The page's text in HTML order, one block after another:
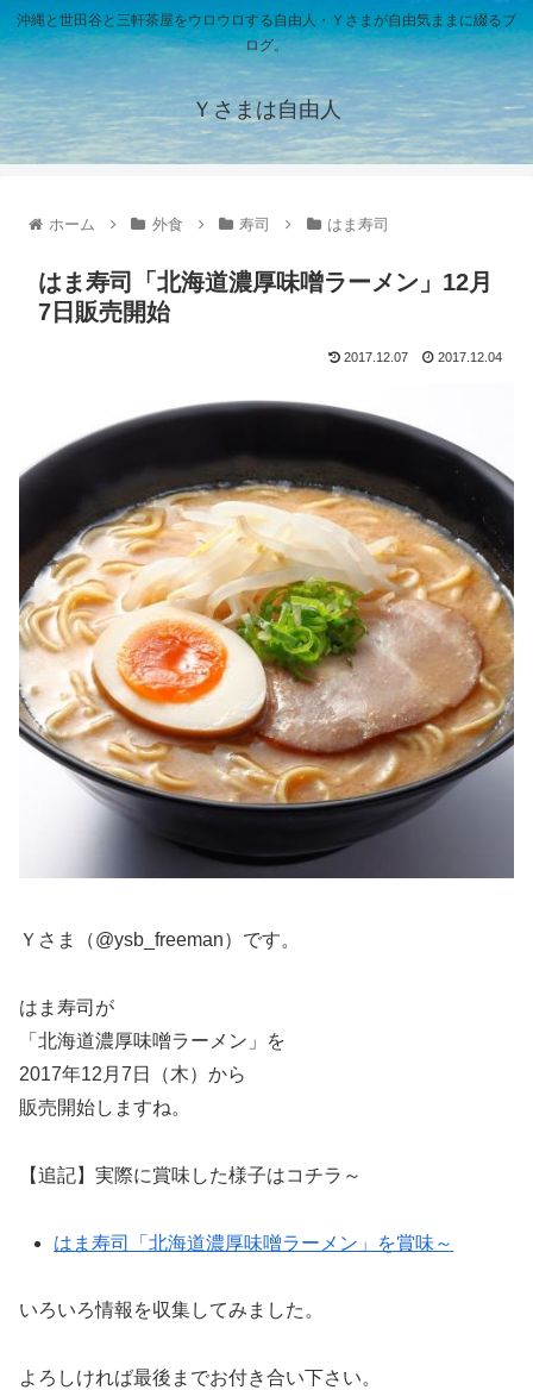
沖縄と世田谷と三軒茶屋をウロウロする自由人・Ｙさまが自由気ままに綴るブ
ログ。
Ｙさまは自由人
ホーム 外食 寿司 はま寿司
はま寿司「北海道濃厚味噌ラーメン」12月
7日販売開始
2017.12.07 2017.12.04
Ｙさま（@ysb_freeman）です。
はま寿司が
「北海道濃厚味噌ラーメン」を
2017年12月7日（木）から
販売開始しますね。
【追記】実際に賞味した様子はコチラ～
はま寿司「北海道濃厚味噌ラーメン」を賞味～
いろいろ情報を収集してみました。
よろしければ最後までお付き合い下さい。